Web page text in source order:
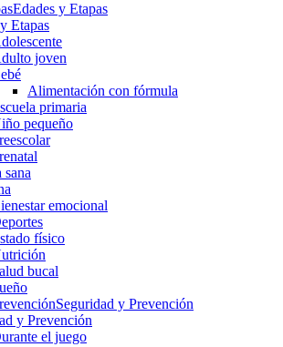
Edades y Etapas
Etapas
joven
Alimentación con fórmula
primaria
pequeño
sana
emocional
físico
bucal
Seguridad y Prevención
y Prevención
el juego